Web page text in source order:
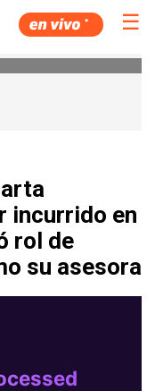
☰
incurrido en
rol de
su asesora